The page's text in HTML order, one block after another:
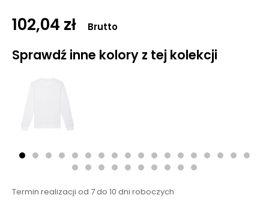
102,04 zł Brutto
Sprawdź inne kolory z tej kolekcji
Termin realizacji od 7 do 10 dni roboczych